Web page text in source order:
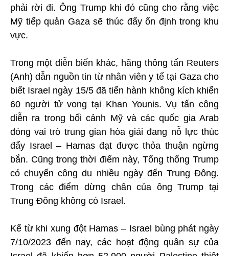
phải rời đi. Ông Trump khi đó cũng cho rằng việc
Mỹ tiếp quản Gaza sẽ thúc đẩy ổn định trong khu
vực.
Trong một diễn biến khác, hãng thông tấn Reuters
(Anh) dẫn nguồn tin từ nhân viên y tế tại Gaza cho
biết Israel ngày 15/5 đã tiến hành không kích khiến
60 người tử vong tại Khan Younis. Vụ tấn công
diễn ra trong bối cảnh Mỹ và các quốc gia Arab
đóng vai trò trung gian hòa giải đang nỗ lực thúc
đẩy Israel – Hamas đạt được thỏa thuận ngừng
bắn. Cũng trong thời điểm này, Tổng thống Trump
có chuyến công du nhiều ngày đến Trung Đông.
Trong các điểm dừng chân của ông Trump tại
Trung Đông không có Israel.
Kể từ khi xung đột Hamas – Israel bùng phát ngày
7/10/2023 đến nay, các hoạt động quân sự của